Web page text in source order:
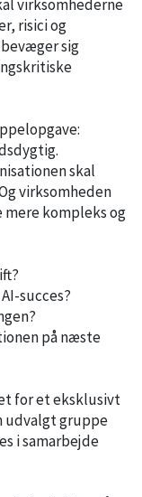
virksomhederne
risici og
sig
skal
virksomheden
kompleks og
succes?
på næste
for et eksklusivt
udvalgt gruppe
i samarbejde